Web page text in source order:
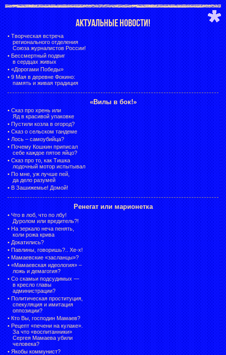
АКТУАЛЬНЫЕ НОВОСТИ!
• Творческая встреча
регионального отделения
Союза журналистов России!
• Бессмертный подвиг
в сердцах живых
• «Дорогами Победы»
• 9 Мая в деревне Фокино:
память и живая традиция
«Вилы в бок!»
• Сказ про хрень или
Яд в красивой упаковке
• Пустили козла в огород?
• Сказ о сельском тандеме
• Лось – самоубийца?
• Почему Кошкин приписал
себе каждое пятое яйцо?
• Сказ про то, как Тишка
лодочный мотор испытывал
• По мне, уж лучше пей,
да дело разумей
• В Зашижемье! Домой!
Ренегат или марионетка
• Что в лоб, что по лбу!
Дуролом или вредитель?!
• На зеркало неча пенять,
коли рожа крива
• Докатились?
• Павлины, говоришь?.. Хе-х!
• Мамаевские «засланцы»?
• «Мамаевская идеология» –
ложь и демагогия?
• Со скамьи подсудимых —
в кресло главы
администрации?
• Политическая проституция,
спекуляция и имитация
оппозиции?
• Кто Вы, господин Мамаев?
• Рецепт «печени на кулаке».
За что «воспитанники»
Сергея Мамаева убили
человека?
• Якобы коммунист?